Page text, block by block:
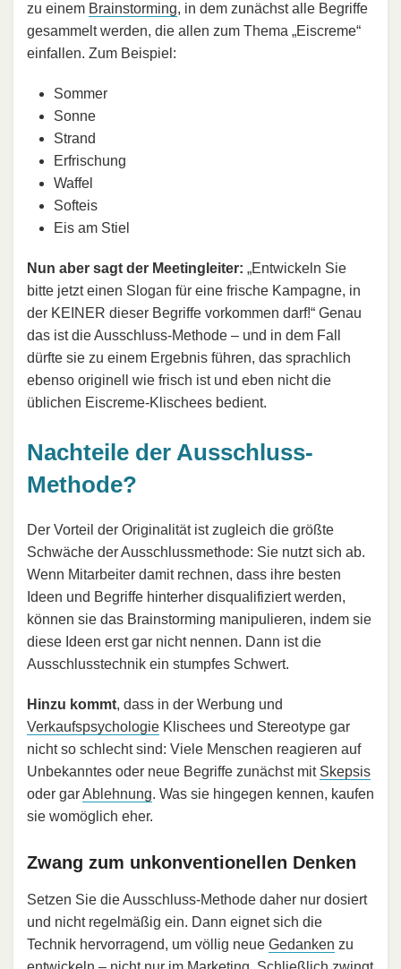
zu einem Brainstorming, in dem zunächst alle Begriffe
gesammelt werden, die allen zum Thema „Eiscreme“
einfallen. Zum Beispiel:
Sommer
Sonne
Strand
Erfrischung
Waffel
Softeis
Eis am Stiel
Nun aber sagt der Meetingleiter: „Entwickeln Sie
bitte jetzt einen Slogan für eine frische Kampagne, in
der KEINER dieser Begriffe vorkommen darf!“ Genau
das ist die Ausschluss-Methode – und in dem Fall
dürfte sie zu einem Ergebnis führen, das sprachlich
ebenso originell wie frisch ist und eben nicht die
üblichen Eiscreme-Klischees bedient.
Nachteile der Ausschluss-
Methode?
Der Vorteil der Originalität ist zugleich die größte
Schwäche der Ausschlussmethode: Sie nutzt sich ab.
Wenn Mitarbeiter damit rechnen, dass ihre besten
Ideen und Begriffe hinterher disqualifiziert werden,
können sie das Brainstorming manipulieren, indem sie
diese Ideen erst gar nicht nennen. Dann ist die
Ausschlusstechnik ein stumpfes Schwert.
Hinzu kommt, dass in der Werbung und
Verkaufspsychologie Klischees und Stereotype gar
nicht so schlecht sind: Viele Menschen reagieren auf
Unbekanntes oder neue Begriffe zunächst mit Skepsis
oder garAblehnung. Was sie hingegen kennen, kaufen
sie womöglich eher.
Zwang zum unkonventionellen Denken
Setzen Sie die Ausschluss-Methode daher nur dosiert
und nicht regelmäßig ein. Dann eignet sich die
Technik hervorragend, um völlig neue Gedanken zu